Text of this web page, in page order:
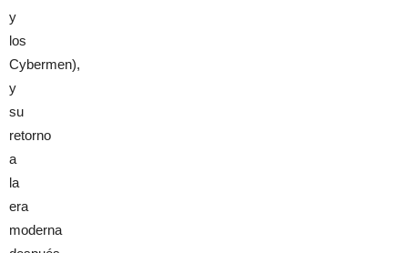
y
los
Cybermen),
y
su
retorno
a
la
era
moderna